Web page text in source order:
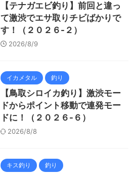
【テナガエビ釣り】前回と違っ
て激渋でエサ取りチビばかりで
す！（２０２６-２）
2026/8/9
イカメタル 釣り
【鳥取シロイカ釣り】激渋モー
ドからポイント移動で連発モー
ドに！（２０２６-６）
2026/8/8
キス釣り 釣り